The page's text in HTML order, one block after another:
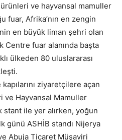
ürünleri ve hayvansal mamuller
fuar, Afrika’nın en zengin
en büyük liman şehri olan
Centre fuar alanında başta
ülkeden 80 uluslararası
ziyaretçilere açan
ve Hayvansal Mamuller
stant ile yer alırken, yoğun
günü ASHİB standı Nijerya
Abuja Ticaret Müşaviri